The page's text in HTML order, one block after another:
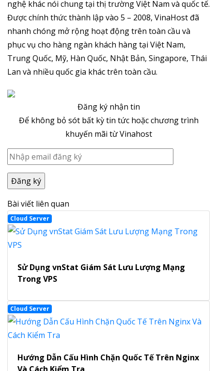
nghệ khác nói chung tại thị trường Việt Nam và quốc tế.
Được chính thức thành lập vào 5 – 2008, VinaHost đã
nhanh chóng mở rộng hoạt động trên toàn cầu và
phục vụ cho hàng ngàn khách hàng tại Việt Nam,
Trung Quốc, Mỹ, Hàn Quốc, Nhật Bản, Singapore, Thái
Lan và nhiều quốc gia khác trên toàn cầu.
Đăng ký nhận tin
Để không bỏ sót bất kỳ tin tức hoặc chương trình
khuyến mãi từ Vinahost
Bài viết liên quan
Cloud Server
Sử Dụng vnStat Giám Sát Lưu Lượng Mạng
Trong VPS
Cloud Server
Hướng Dẫn Cấu Hình Chặn Quốc Tế Trên Nginx